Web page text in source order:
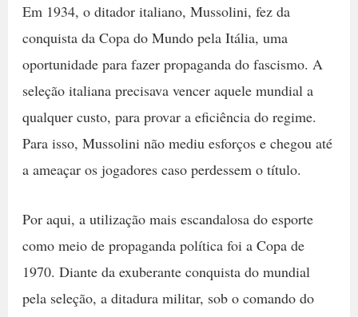
Em 1934, o ditador italiano, Mussolini, fez da
conquista da Copa do Mundo pela Itália, uma
oportunidade para fazer propaganda do fascismo. A
seleção italiana precisava vencer aquele mundial a
qualquer custo, para provar a eficiência do regime.
Para isso, Mussolini não mediu esforços e chegou até
a ameaçar os jogadores caso perdessem o título.
Por aqui, a utilização mais escandalosa do esporte
como meio de propaganda política foi a Copa de
1970. Diante da exuberante conquista do mundial
pela seleção, a ditadura militar, sob o comando do